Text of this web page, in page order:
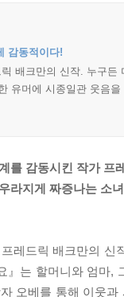
감동적이다!
릭 배크만의 신작. 누구
유머에 시종일관 웃음
를 감동시킨 작가 프
라지게 짜증나는 소
프레드릭 배크만의
』는 할머니와 엄마,
오베를 통해 이웃